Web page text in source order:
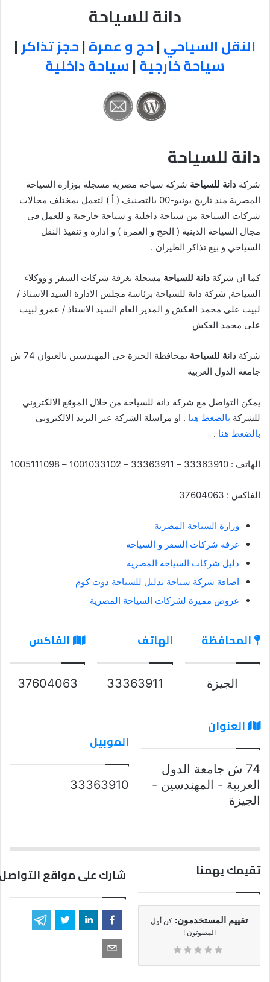
دانة للسياحة
النقل السياحي|حج و عمرة|حجز تذاكر|
سياحة خارجية|سياحة داخلية
دانة للسياحة
شركة دانة للسياحة شركة سياحة مصرية مسجلة بوزارة السياحة
المصرية منذ تاريخ يونيو-00 بالتصنيف ( أ ) لتعمل بمختلف مجالات
شركات السياحة من سياحة داخلية و سياحة خارجية و للعمل فى
مجال السياحة الدينية ( الحج و العمرة ) و ادارة و تنفيذ النقل
السياحي و بيع تذاكر الطيران .
كما ان شركة دانة للسياحة مسجلة بغرفة شركات السفر و ووكلاء
السياحة, شركة دانة للسياحة برئاسة مجلس الادارة السيد الاستاذ /
لبيب على محمد العكش و المدير العام السيد الاستاذ / عمرو لبيب
على محمد العكش
شركة دانة للسياحة
بمحافظة الجيزة حي المهندسين بالعنوان 74 ش
جامعة الدول العربية
يمكن التواصل مع شركة دانة للسياحة من خلال الموقع الالكتروني
للشركة بالضغط هنا . او مراسلة الشركة عبر البريد الالكتروني
بالضغط هنا .
الهاتف : 33363910 – 33363911 – 1001033102 – 1005111098
الفاكس : 37604063
وزارة السياحة المصرية
غرفة شركات السفر و السياحة
دليل شركات السياحة المصرية
اضافة شركة سياحة بدليل للسياحة دوت كوم
عروض مميزة لشركات السياحة المصرية
المحافظة
الجيزة
الهاتف
33363911
الفاكس
37604063
العنوان
74 ش جامعة الدول
العربية - المهندسين -
الجيزة
الموبيل
33363910
تقيمك يهمنا
تقييم المستخدمون: كن أول
المصوتون !
شارك على مواقع